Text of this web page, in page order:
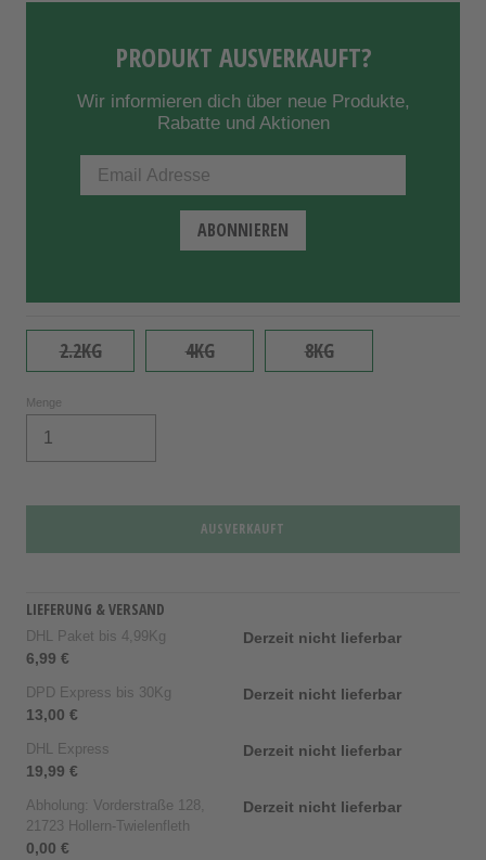
PRODUKT AUSVERKAUFT?
Wir informieren dich über neue Produkte,
Rabatte und Aktionen
2.2KG 4KG 8KG
Menge
AUSVERKAUFT
LIEFERUNG & VERSAND
DHL Paket bis 4,99Kg
6,99 €
Derzeit nicht lieferbar
DPD Express bis 30Kg
13,00 €
Derzeit nicht lieferbar
DHL Express
19,99 €
Derzeit nicht lieferbar
Abholung: Vorderstraße 128,
21723 Hollern-Twielenfleth
0,00 €
Derzeit nicht lieferbar